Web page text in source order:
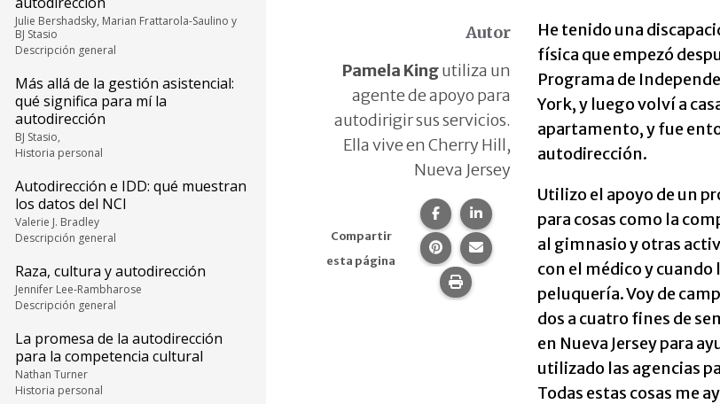
Julie Bershadsky, Marian Frattarola-Saulino y
BJ Stasio
Descripción general
Más allá de la gestión asistencial:
qué significa para mí la
autodirección
BJ Stasio,
Historia personal
Autodirección e IDD: qué muestran
los datos del NCI
Valerie J. Bradley
Descripción general
Raza, cultura y autodirección
Jennifer Lee-Rambharose
Descripción general
La promesa de la autodirección
para la competencia cultural
Nathan Turner
Historia personal
Autor
Pamela Kingutiliza un
agente de apoyo para
autodirigir sus servicios.
Ella vive en Cherry Hill,
Nueva Jersey
Compartir
esta página
Compartir esta página en Facebook.
Compartir esta página en LinkedIn.
Compartir esta página en Pinterest.
Comparte esta página por correo
Imprime esta página.
He tenido una
física que empezó
Programa de
York, y luego volví a
apartamento, y fue
autodirección.
Utilizo el apoyo de un
para cosas como la
al gimnasio y otras
con el médico y cuando
peluquería. Voy de
dos a cuatro fines de
en Nueva Jersey para
utilizado las agencias
Todas estas cosas me